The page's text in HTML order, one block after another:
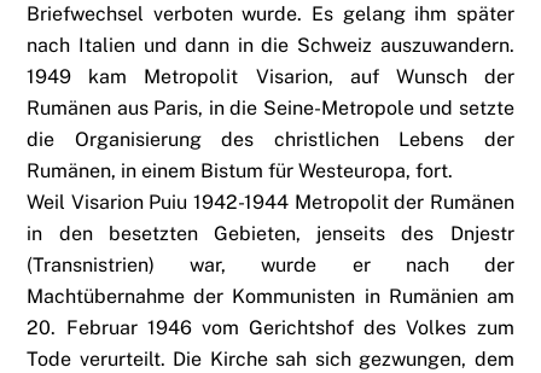
Briefwechsel verboten wurde. Es gelang ihm später
nach Italien und dann in die Schweiz auszuwandern.
1949 kam Metropolit Visarion, auf Wunsch der
Rumänen aus Paris, in die Seine-Metropole und setzte
die Organisierung des christlichen Lebens der
Rumänen, in einem Bistum für Westeuropa, fort.
Weil Visarion Puiu 1942-1944 Metropolit der Rumänen
in den besetzten Gebieten, jenseits des Dnjestr
(Transnistrien) war, wurde er nach der
Machtübernahme der Kommunisten in Rumänien am
20. Februar 1946 vom Gerichtshof des Volkes zum
Tode verurteilt. Die Kirche sah sich gezwungen, dem